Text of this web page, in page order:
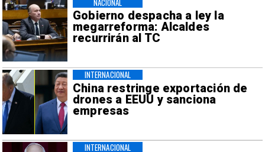
Gobierno despacha a ley la
megarreforma: Alcaldes
recurrirán al TC
China restringe exportación de
drones a EEUU y sanciona
empresas
INTERNACIONAL
INTERNACIONAL